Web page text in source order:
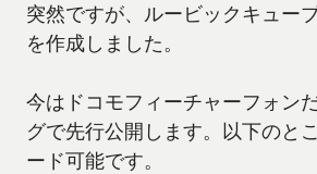
突然ですが、ルービックキュー
を作成しました。
今はドコモフィーチャーフォン
グで先行公開します。以下のと
ード可能です。